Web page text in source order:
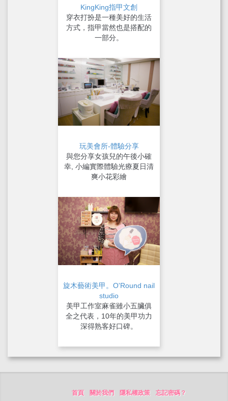
KingKing指甲文創
穿衣打扮是一種美好的生活
方式，指甲當然也是搭配的
一部分。
玩美會所-體驗分享
與您分享女孩兒的午後小確
幸, 小編實際體驗光療夏日清
爽小花彩繪
旋木藝術美甲。O'Round nail
studio
美甲工作室麻雀雖小五臟俱
全之代表，10年的美甲功力
深得熟客好口碑。
首頁 關於我們 隱私權政策 忘記密碼？